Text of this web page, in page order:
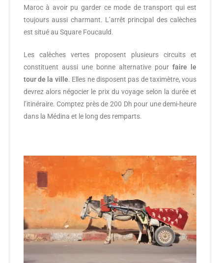
Maroc à avoir pu garder ce mode de transport qui est
toujours aussi charmant. L’arrêt principal des calèches
est situé au Square Foucauld.
Les calèches vertes proposent plusieurs circuits et
constituent aussi une bonne alternative pour faire le
tour de la ville. Elles ne disposent pas de taximètre, vous
devrez alors négocier le prix du voyage selon la durée et
l’itinéraire. Comptez près de 200 Dh pour une demi-heure
dans la Médina et le long des remparts.